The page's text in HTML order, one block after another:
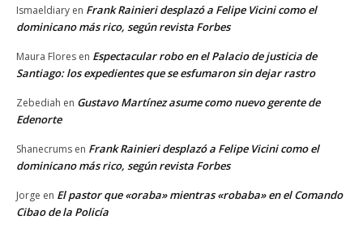
Ismaeldiary en Frank Rainieri desplazó a Felipe Vicini como el
dominicano más rico, según revista Forbes
Maura Flores en Espectacular robo en el Palacio de justicia de
Santiago: los expedientes que se esfumaron sin dejar rastro
Zebediah en Gustavo Martínez asume como nuevo gerente de
Edenorte
Shanecrums en Frank Rainieri desplazó a Felipe Vicini como el
dominicano más rico, según revista Forbes
Jorge en El pastor que «oraba» mientras «robaba» en el Comando
Cibao de la Policía